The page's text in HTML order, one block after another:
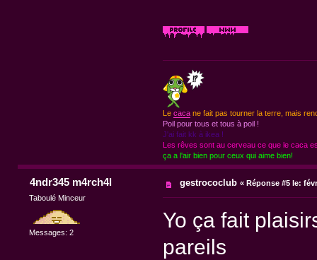
Le cacane fait pas tourner la terre, mais
Poil pour tous et tous à poil !
J'ai fait kk à ikea !
Les rêves sont au cerveau ce que le caca
ça a l'air bien pour ceux qui aime bien!
4ndr345 m4rch4l
Taboulé Minceur
Messages: 2
gestrococlub «Réponse #5 le:
Yo ça fait
pareils